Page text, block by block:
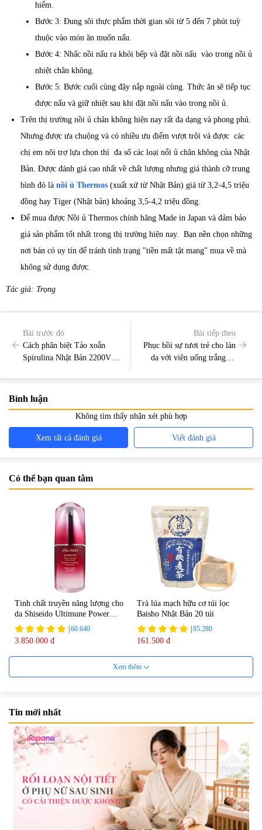
hiểm.
Bước 3: Đung sôi thực phẩm thời gian sôi từ 5 đến 7 phút tuỳ
thuộc vào món ăn muốn nấu.
Bước 4: Nhấc nồi nấu ra khỏi bếp và đặt nồi nấu vào trong nồi ủ
nhiệt chân không.
Bước 5: Bước cuối cùng đậy nắp ngoài cùng. Thức ăn sẽ tiếp tục
được nấu và giữ nhiệt sau khi đặt nồi nấu vào trong nồi ủ.
Trên thị trường nồi ủ chân không hiện nay rất đa dạng và phong phú.
Nhưng được ưa chuộng và có nhiều ưu điểm vượt trội và được các
chị em nôi trợ lựa chọn thì đa số các loại nổi ủ chân không của Nhật
Bản. Được đánh giá cao nhất về chất lượng nhưng giá thành cỡ trung
bình đó là nồi ủ Thermos (xuất xứ từ Nhật Bản) giá từ 3,2-4,5 triệu
đồng hay Tiger (Nhật bản) khoảng 3,5-4,2 triệu đồng.
Để mua được Nồi ủ Thermos chính hãng Made in Japan và đảm bảo
giá sản phẩm tốt nhất trong thị trường hiện nay. Bạn nền chọn những
nơi bán có uy tín để tránh tình trạng "tiền mất tật mang" mua về mà
không sử dụng được.
Tác giả: Trọng
Bài trước đó
Cách phân biệt Tảo xoắn
Spirulina Nhật Bản 2200V
Bài tiếp theo
Phục hồi sự tươi trẻ cho làn
da với viên uống trắng da
Bình luận
Không tìm thấy nhận xét phù hợp
Xem tất cả đánh giá Viết đánh giá
Có thể bạn quan tâm
Tinh chất truyền năng lượng cho
da Shiseido Ultimune Power
75ml
60.640
3.850.000 đ
Trà lúa mạch hữu cơ túi lọc
Baisho Nhật Bản 20 túi
85.280
161.500 đ
Viên uống bổ não Ribeto Shoji
Ichoha Ekisu Plus - 90 viên
57.920
1.450.000 đ
Viên nang uống cải thiện thị lực,
trí nhớ DHA + EPA + Flaxseed
Oil 30 viên/gói - Date 02/2027
|52.346
225.000 đ
Xem thêm
Tin mới nhất